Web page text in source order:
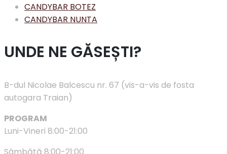
CANDYBAR BOTEZ
CANDYBAR NUNTA
UNDE NE GĂSEȘTI?
B-dul Nicolae Balcescu nr. 67 (vis-a-vis de fosta
autogara Traian)
PROGRAM
Luni-Vineri 8:00-21:00
Sâmbătă 8:00-21:00